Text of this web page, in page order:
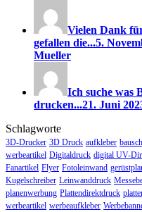
Vielen Dank
gefallen die...5.
Mueller
Ich suche was
drucken...21. Juni
Schlagworte
3D-Drucker 3D Druck aufkleber
werbeartikel Digitaldruck digital UV-
Fanartikel Flyer Fotoleinwand
Kugelschreiber Leinwanddruck
planenwerbung Plattendirektdruck
werbeartikel werbeaufkleber